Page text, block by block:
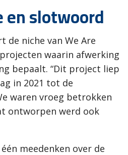
slotwoord
niche van We Are
waarin afwerking
bepaalt. “Dit project liep
in 2021 tot de
waren vroeg betrokken
ontworpen werd ook
meedenken over de